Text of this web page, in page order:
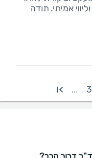
אמיתי. תודה
3
...